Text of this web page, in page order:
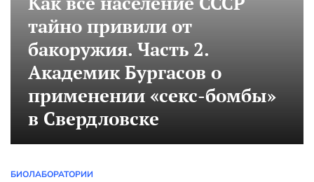
тайно привили от
бакоружия. Часть 2.
Академик Бургасов о
применении «секс-бомбы»
в Свердловске
БИОЛАБОРАТОРИИ